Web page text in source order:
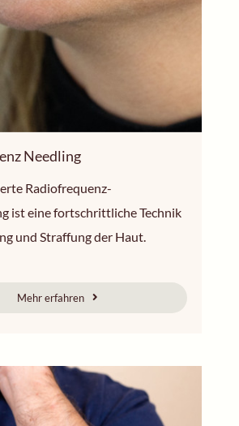
Needling
Radiofrequenz-
ist eine fortschrittliche Technik
und Straffung der Haut.
Mehr erfahren